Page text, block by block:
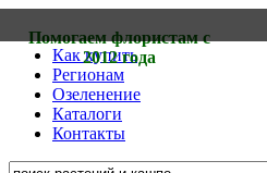
Помогаем флористам с
2012 года
Как купить
Регионам
Озеленение
Каталоги
Контакты